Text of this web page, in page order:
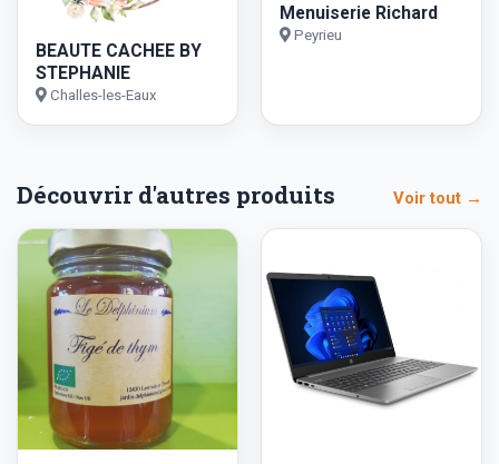
BEAUTE CACHEE BY
STEPHANIE
Challes-les-Eaux
Menuiserie Richard
Peyrieu
Découvrir d'autres produits Voir tout →